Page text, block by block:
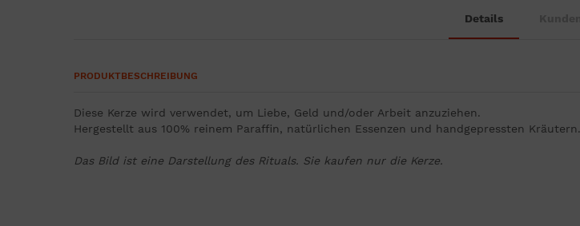
Details
PRODUKTBESCHREIBUNG
Diese Kerze wird verwendet, um Liebe, Geld und/oder Arbeit anzuziehen.
Hergestellt aus 100% reinem Paraffin, natürlichen Essenzen und handgepressten Kräutern.
Das Bild ist eine Darstellung des Rituals. Sie kaufen nur die Kerze.